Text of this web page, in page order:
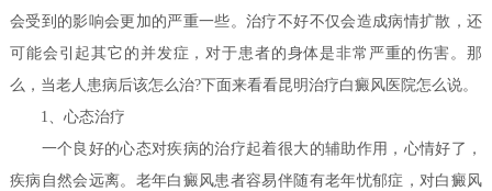
会受到的影响会更加的严重一些。治疗不好不仅会造成病情扩散，还
可能会引起其它的并发症，对于患者的身体是非常严重的伤害。那
么，当老人患病后该怎么治?下面来看看昆明治疗白癜风医院怎么说。
1、心态治疗
一个良好的心态对疾病的治疗起着很大的辅助作用，心情好了，
疾病自然会远离。老年白癜风患者容易伴随有老年忧郁症，对白癜风